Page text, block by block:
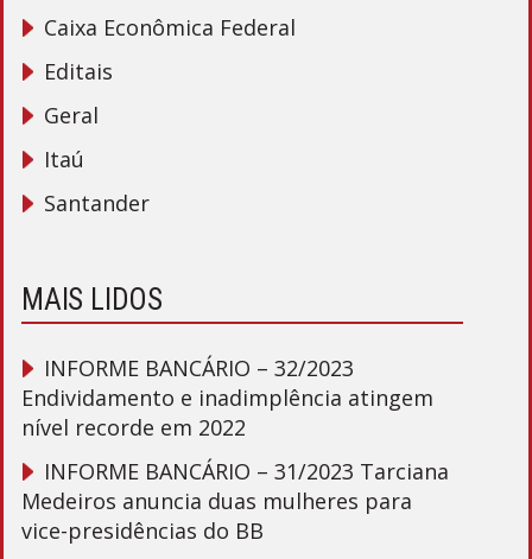
Caixa Econômica Federal
Editais
Geral
Itaú
Santander
MAIS LIDOS
INFORME BANCÁRIO – 32/2023
Endividamento e inadimplência atingem
nível recorde em 2022
INFORME BANCÁRIO – 31/2023 Tarciana
Medeiros anuncia duas mulheres para
vice-presidências do BB